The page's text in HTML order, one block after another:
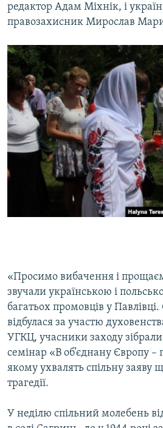
редактор Адам Міхнік, і
правозахисник Мирослав
«Просимо вибачення і
звучали українською і
багатьох промовців у
відбулася за участю
УГКЦ, учасники заходу
семінар «В об’єднану Європу
якому ухвалять спільну заяву
трагедії.
У неділю спільний молебень